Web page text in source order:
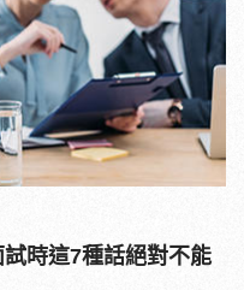
時這7種話絕對不能